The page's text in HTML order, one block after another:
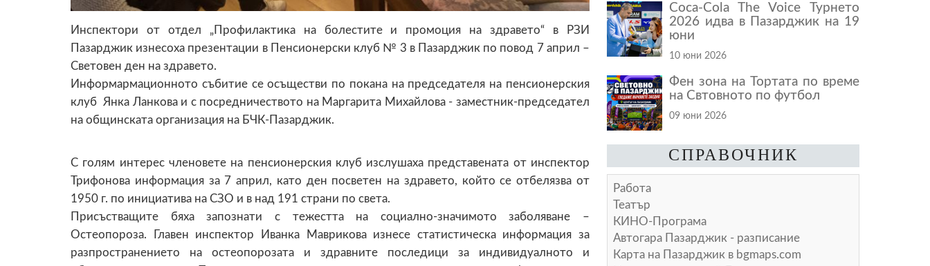
Инспектори от отдел „Профилактика на болестите и промоция на здравето“ в РЗИ
Пазарджик изнесоха презентации в Пенсионерски клуб № 3 в Пазарджик по повод 7 април –
Световен ден на здравето.
Информармационното събитие се осъществи по покана на председателя на пенсионерския
клуб Янка Ланкова и с посредничеството на Маргарита Михайлова - заместник-председател
на общинската организация на БЧК-Пазарджик.
С голям интерес членовете на пенсионерския клуб изслушаха представената от инспектор
Трифонова информация за 7 април, като ден посветен на здравето, който се отбелязва от
1950 г. по инициатива на СЗО и в над 191 страни по света.
Присъстващите бяха запознати с тежестта на социално-значимото заболяване –
Остеопороза. Главен инспектор Иванка Маврикова изнесе статистическа информация за
разпространението на остеопорозата и здравните последици за индивидуалното и
Coca-Cola The Voice Турнето
2026 идва в Пазарджик на 19
юни
10 юни 2026
Фен зона на Тортата по време
на Свтовното по футбол
09 юни 2026
СПРАВОЧНИК
Работа
Театър
КИНО-Програма
Автогара Пазарджик - разписание
Карта на Пазарджик в bgmaps.com